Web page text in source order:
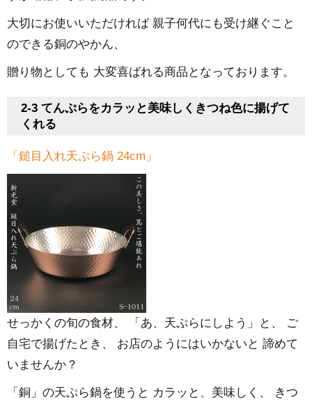
大切にお使いいただければ 親子何代にも受け継ぐこと
のできる銅のやかん、
贈り物としても 大変喜ばれる商品となっております。
2-3 てんぷらをカラッと美味しくきつね色に揚げて
くれる
「鎚目入れ天ぷら鍋 24cm」
せっかくの旬の食材、 「あ、天ぷらにしよう」と、 ご
自宅で揚げたとき、 お店のようにはいかないと 諦めて
いませんか？
「銅」の天ぷら鍋を使うと カラッと、美味しく、 きつ